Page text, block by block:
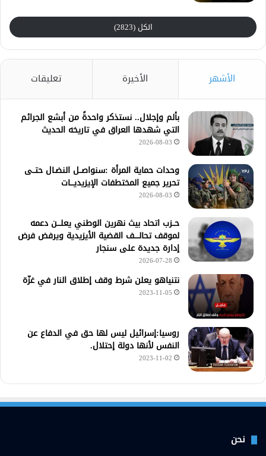
الكل (2823)
الأشهر الأخيرة تعليقات
بألم وإجلال.. نستذكر واحدةً من أبشع الجرائم
التي شهدها العراق في تاريخه الحديث
2026-08-03
وحدات حماية المرأة :سنواصــل النضـال حتــى
تحرير جميع المختطفات الإيزيديـــات
2026-08-03
حــزب اتحاد بيث نهرين الوطني يعلـــن دعمه
لموقف تحالــــف القضية الأيزيدية ويرفض فرض
إدارة جديدة على سنجار
2026-07-28
نتنياهو يعلن شرط وقف إطلاق النار في غزّة
2023-11-05
روسيا:إسرائيل ليس لها حق في الدفاع عن
النفس لأنها دولة إحتلال.
2023-11-02
نحن